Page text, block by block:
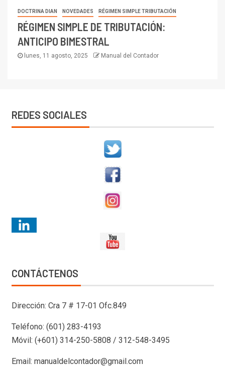
DOCTRINA DIAN NOVEDADES RÉGIMEN SIMPLE TRIBUTACIÓN
RÉGIMEN SIMPLE DE TRIBUTACIÓN:
ANTICIPO BIMESTRAL
lunes, 11 agosto, 2025 Manual del Contador
REDES SOCIALES
CONTÁCTENOS
Dirección: Cra 7 # 17-01 Ofc.849
Teléfono: (601) 283-4193
Móvil: (+601) 314-250-5808 / 312-548-3495
Email: manualdelcontador@gmail.com